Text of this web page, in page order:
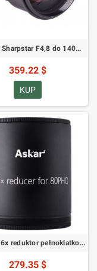
Reduktor Sharpstar F4,8 do 140PH
359.22 $
KUP
Askar 0,76x reduktor pełnoklatkowy do Askar 80 PHQ
279.35 $